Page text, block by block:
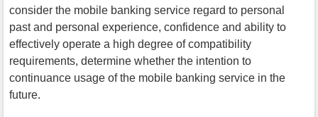
consider the mobile banking service regard to personal
past and personal experience, confidence and ability to
effectively operate a high degree of compatibility
requirements, determine whether the intention to
continuance usage of the mobile banking service in the
future.